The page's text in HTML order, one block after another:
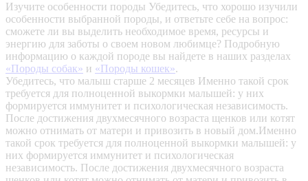
Изучите особенности породы Убедитесь, что хорошо изучили
особенности выбранной породы, и ответьте себе на вопрос:
сможете ли вы выделить необходимое время, ресурсы и
энергию для заботы о своем новом любимце? Подробную
информацию о каждой породе вы найдете в наших разделах
«Породы собак» и «Породы кошек».
Убедитесь, что малыш старше 2 месяцев Именно такой срок
требуется для полноценной выкормки малышей: у них
формируется иммунитет и психологическая независимость.
После достижения двухмесячного возраста щенков или котят
можно отнимать от матери и привозить в новый дом.Именно
такой срок требуется для полноценной выкормки малышей: у
них формируется иммунитет и психологическая
независимость. После достижения двухмесячного возраста